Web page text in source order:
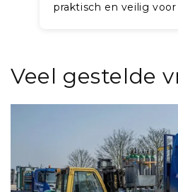
praktisch en veilig
Veel gestelde